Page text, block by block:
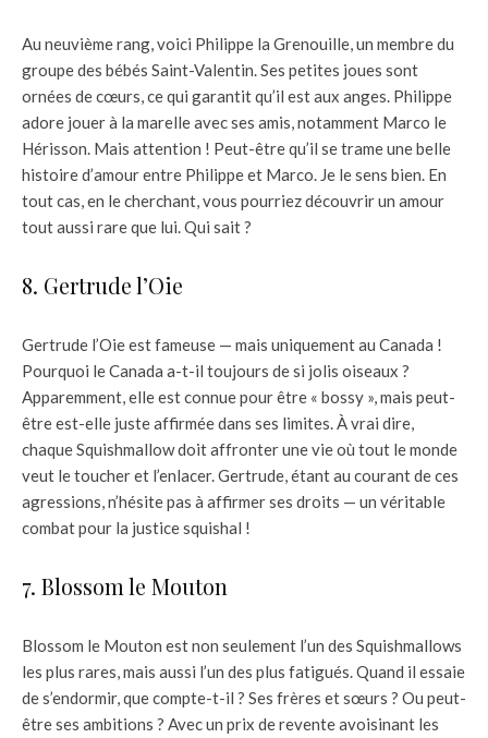
Au neuvième rang, voici Philippe la Grenouille, un membre du
groupe des bébés Saint-Valentin. Ses petites joues sont
ornées de cœurs, ce qui garantit qu’il est aux anges. Philippe
adore jouer à la marelle avec ses amis, notamment Marco le
Hérisson. Mais attention ! Peut-être qu’il se trame une belle
histoire d’amour entre Philippe et Marco. Je le sens bien. En
tout cas, en le cherchant, vous pourriez découvrir un amour
tout aussi rare que lui. Qui sait ?
8. Gertrude l’Oie
Gertrude l’Oie est fameuse — mais uniquement au Canada !
Pourquoi le Canada a-t-il toujours de si jolis oiseaux ?
Apparemment, elle est connue pour être « bossy », mais peut-
être est-elle juste affirmée dans ses limites. À vrai dire,
chaque Squishmallow doit affronter une vie où tout le monde
veut le toucher et l’enlacer. Gertrude, étant au courant de ces
agressions, n’hésite pas à affirmer ses droits — un véritable
combat pour la justice squishal !
7. Blossom le Mouton
Blossom le Mouton est non seulement l’un des Squishmallows
les plus rares, mais aussi l’un des plus fatigués. Quand il essaie
de s’endormir, que compte-t-il ? Ses frères et sœurs ? Ou peut-
être ses ambitions ? Avec un prix de revente avoisinant les